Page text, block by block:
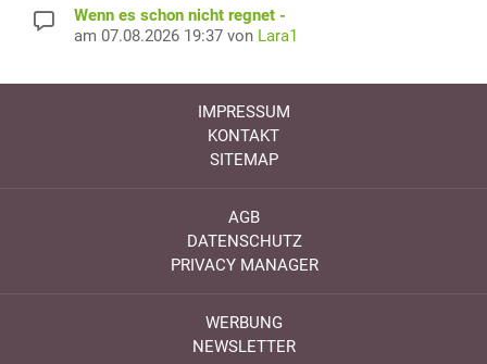
Wenn es schon nicht regnet -
am 07.08.2026 19:37 von Lara1
IMPRESSUM
KONTAKT
SITEMAP
AGB
DATENSCHUTZ
PRIVACY MANAGER
WERBUNG
NEWSLETTER